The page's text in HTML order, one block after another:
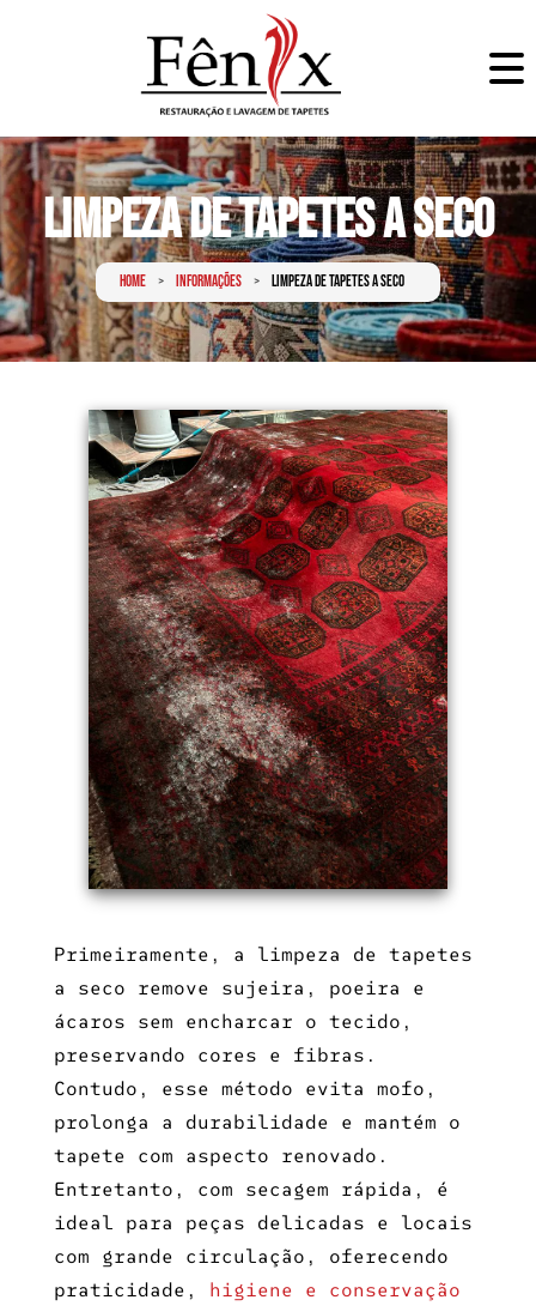
Limpeza de Tapetes a Seco
Home Informações Limpeza de tapetes a seco
Primeiramente, a limpeza de tapetes
a seco remove sujeira, poeira e
ácaros sem encharcar o tecido,
preservando cores e fibras.
Contudo, esse método evita mofo,
prolonga a durabilidade e mantém o
tapete com aspecto renovado.
Entretanto, com secagem rápida, é
ideal para peças delicadas e locais
com grande circulação, oferecendo
praticidade, higiene e conservação